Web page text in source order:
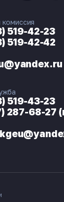
519-42-23
519-42-42
519-43-23
287-68-27